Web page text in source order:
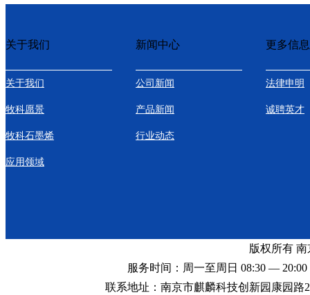
关于我们 新闻中心 更多信息
关于我们
牧科愿景
牧科石墨烯
应用领域
公司新闻
产品新闻
行业动态
法律申明
诚聘英才
版权所有
服务时间：周一至周日 08:30 —
联系地址：南京市麒麟科技创新园康园